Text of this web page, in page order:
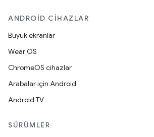
ANDROID CIHAZLAR
Büyük ekranlar
Wear OS
ChromeOS cihazlar
Arabalar için Android
Android TV
SÜRÜMLER